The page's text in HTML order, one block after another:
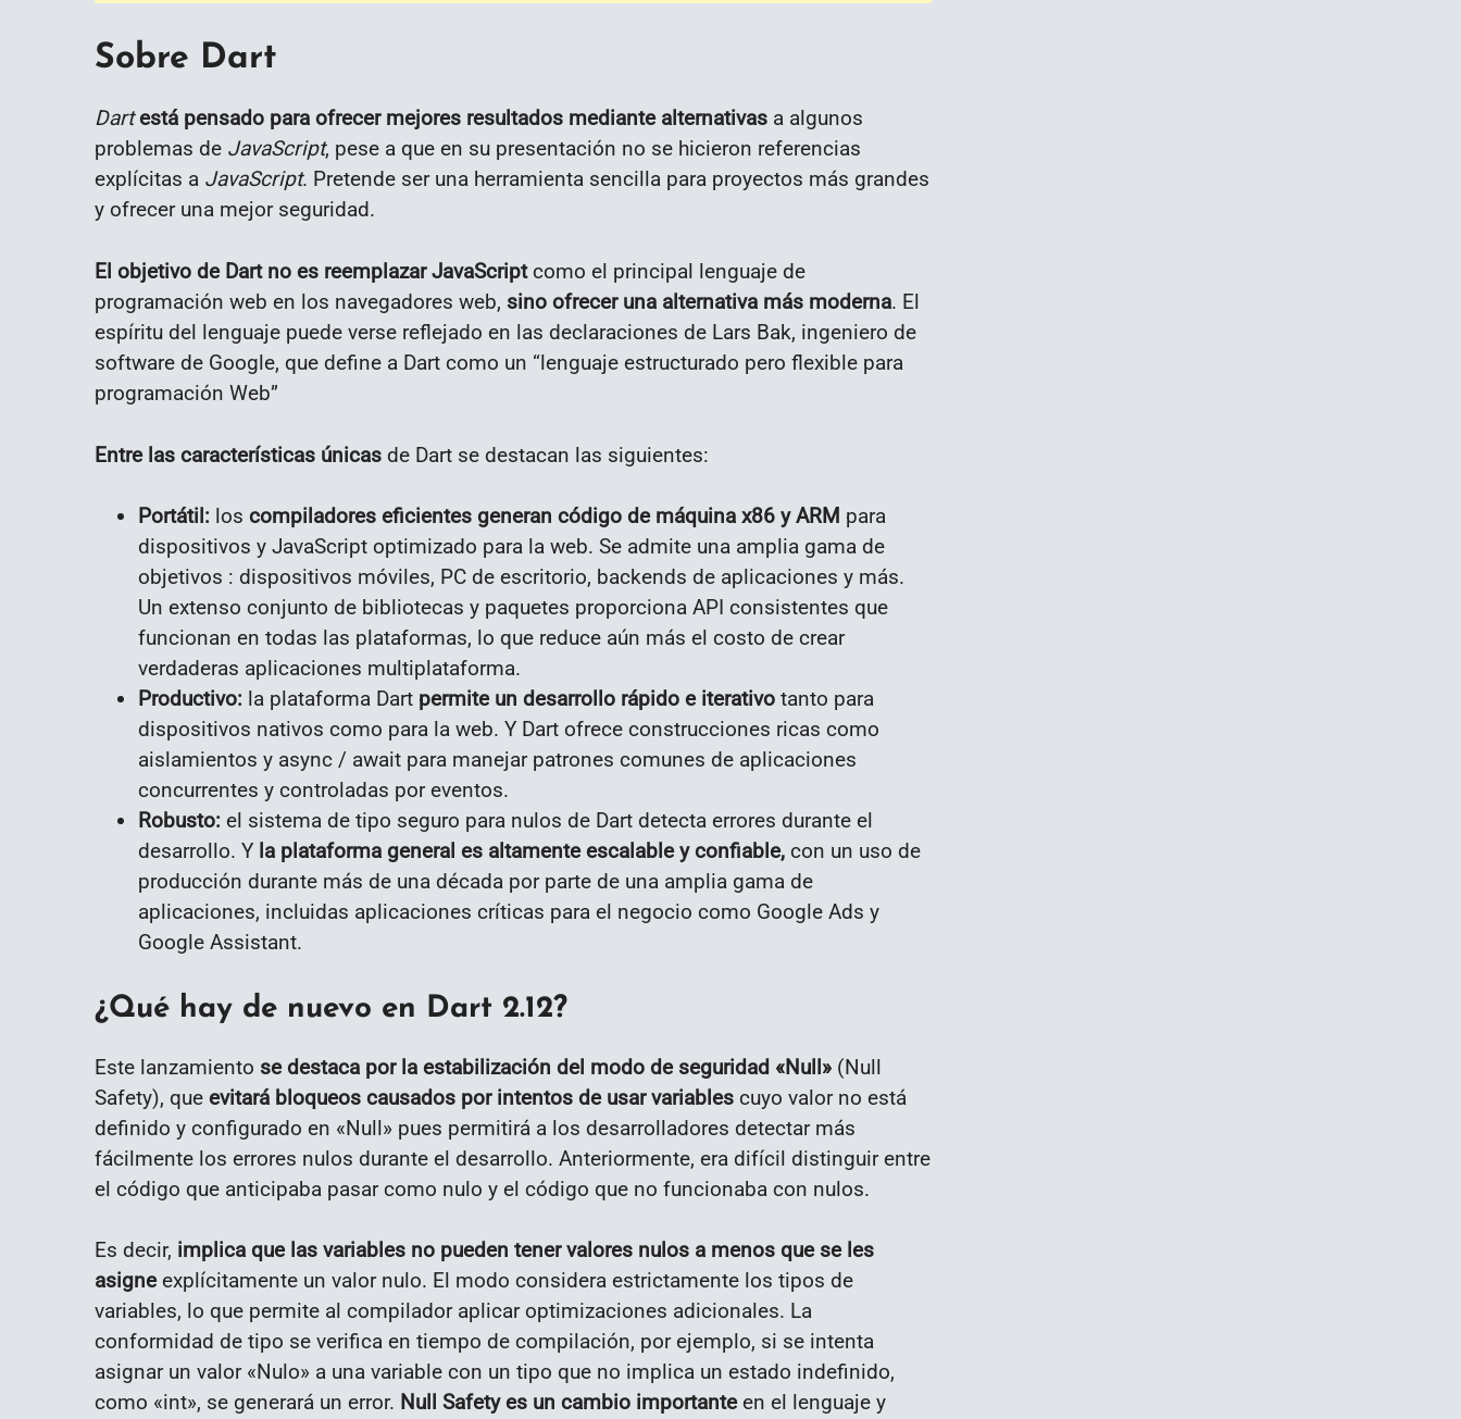
Sobre Dart
Dartestá pensado para ofrecer mejores resultados mediante alternativas a algunos
problemas de JavaScript, pese a que en su presentación no se hicieron referencias
explícitas a JavaScript. Pretende ser una herramienta sencilla para proyectos más grandes
y ofrecer una mejor seguridad.
El objetivo de Dart no es reemplazar JavaScriptcomo el principal lenguaje de
programación web en los navegadores web, sino ofrecer una alternativa más moderna. El
espíritu del lenguaje puede verse reflejado en las declaraciones de Lars Bak, ingeniero de
software de Google, que define a Dart como un “lenguaje estructurado pero flexible para
programación Web”
Entre las características únicas de Dart se destacan las siguientes:
Portátil: los compiladores eficientes generan código de máquina x86 y ARM para
dispositivos y JavaScript optimizado para la web. Se admite una amplia gama de
objetivos : dispositivos móviles, PC de escritorio, backends de aplicaciones y más.
Un extenso conjunto de bibliotecas y paquetes proporciona API consistentes que
funcionan en todas las plataformas, lo que reduce aún más el costo de crear
verdaderas aplicaciones multiplataforma.
Productivo: la plataforma Dart permite un desarrollo rápido e iterativo tanto para
dispositivos nativos como para la web. Y Dart ofrece construcciones ricas como
aislamientos y async / await para manejar patrones comunes de aplicaciones
concurrentes y controladas por eventos.
Robusto: el sistema de tipo seguro para nulos de Dart detecta errores durante el
desarrollo. Y la plataforma general es altamente escalable y confiable, con un uso de
producción durante más de una década por parte de una amplia gama de
aplicaciones, incluidas aplicaciones críticas para el negocio como Google Ads y
Google Assistant.
¿Qué hay de nuevo en Dart 2.12?
Este lanzamiento se destaca por la estabilización del modo de seguridad «Null» (Null
Safety), que evitará bloqueos causados ​​por intentos de usar variables cuyo valor no está
definido y configurado en «Null» pues permitirá a los desarrolladores detectar más
fácilmente los errores nulos durante el desarrollo. Anteriormente, era difícil distinguir entre
el código que anticipaba pasar como nulo y el código que no funcionaba con nulos.
Es decir, implica que las variables no pueden tener valores nulos a menos que se les
asigneexplícitamente un valor nulo. El modo considera estrictamente los tipos de
variables, lo que permite al compilador aplicar optimizaciones adicionales. La
conformidad de tipo se verifica en tiempo de compilación, por ejemplo, si se intenta
asignar un valor «Nulo» a una variable con un tipo que no implica un estado indefinido,
como «int», se generará un error. Null Safety es un cambio importanteen el lenguaje y